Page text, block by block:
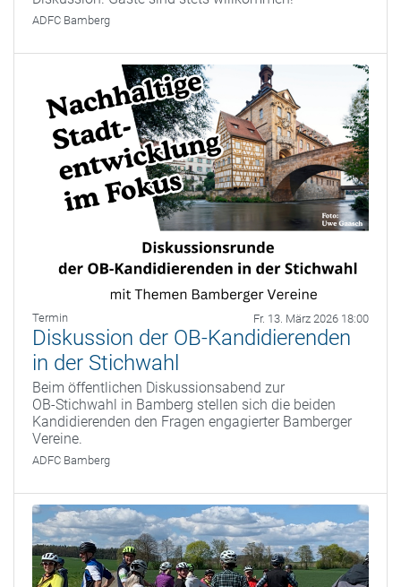
ADFC Bamberg
Termin Fr. 13. März 2026 18:00
Diskussion der OB-Kandidierenden
in der Stichwahl
Beim öffentlichen Diskussionsabend zur
OB‑Stichwahl in Bamberg stellen sich die beiden
Kandidierenden den Fragen engagierter Bamberger
Vereine.
ADFC Bamberg